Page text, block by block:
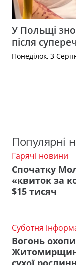
У Польщі
після
Понеділок, 3
Популярні
Гарячі новини
Спочатку
«квиток за
$15 тисяч
Суботня
Вогонь